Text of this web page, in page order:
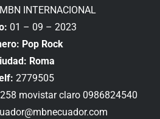
MBN INTERNACIONAL
01 – 09 – 2023
Pop Rock
Roma
2779505
movistar claro 0986824540